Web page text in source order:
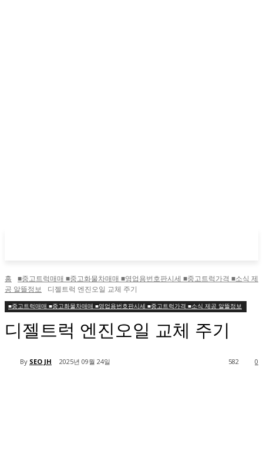
홈
■중고트럭매매 ■중고화물차매매 ■영업용번호판시세 ■중고트럭가격 ■소식 제
공 알뜰정보
디젤트럭 엔진오일 교체 주기
■중고트럭매매 ■중고화물차매매 ■영업용번호판시세 ■중고트럭가격 ■소식 제공 알뜰정보
디젤트럭 엔진오일 교체 주기
By SEO JH 2025년 09월 24일 0
582